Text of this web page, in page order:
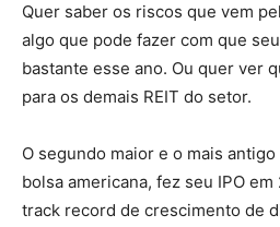
Quer saber os riscos que vem
algo que pode fazer com que
bastante esse ano. Ou quer ver
para os demais REIT do setor.
O segundo maior e o mais
bolsa americana, fez seu IPO
track record de crescimento de